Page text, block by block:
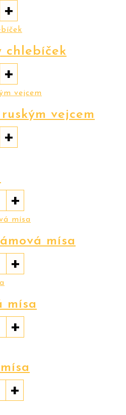
+
chlebíček
+
vejcem
+
+
mísa
+
mísa
+
+